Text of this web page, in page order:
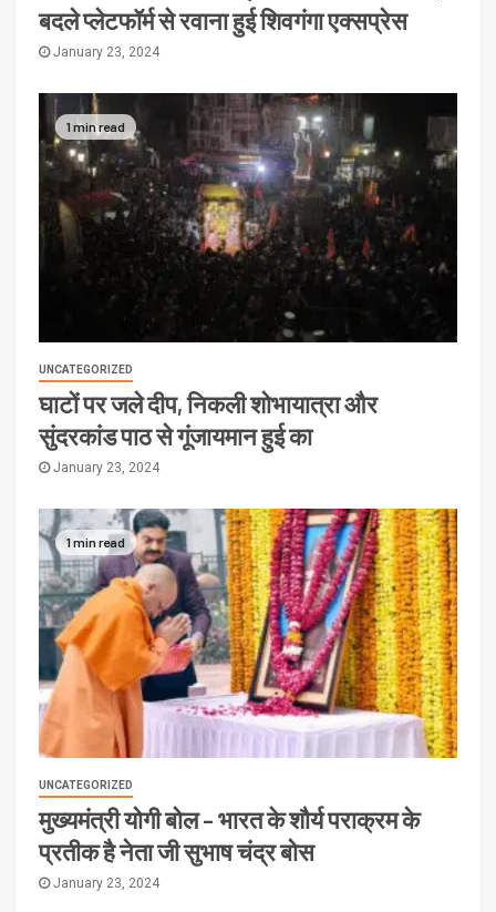
बदले प्लेटफॉर्म से रवाना हुई शिवगंगा एक्सप्रेस
January 23, 2024
1 min read
UNCATEGORIZED
घाटों पर जले दीप, निकली शोभायात्रा और
सुंदरकांड पाठ से गूंजायमान हुई का
January 23, 2024
1 min read
UNCATEGORIZED
मुख्यमंत्री योगी बोल – भारत के शौर्य पराक्रम के
प्रतीक है नेता जी सुभाष चंद्र बोस
January 23, 2024